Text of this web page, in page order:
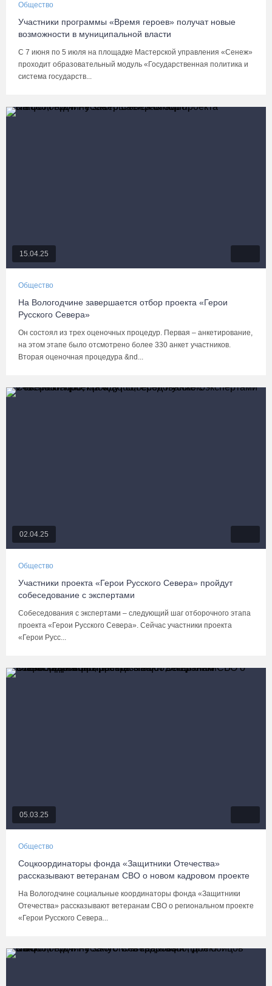
Общество
Участники программы «Время героев» получат новые
возможности в муниципальной власти
С 7 июня по 5 июля на площадке Мастерской управления «Сенеж»
проходит образовательный модуль «Государственная политика и
система государств...
15.04.25
Общество
На Вологодчине завершается отбор проекта «Герои
Русского Севера»
Он состоял из трех оценочных процедур. Первая – анкетирование,
на этом этапе было отсмотрено более 330 анкет участников.
Вторая оценочная процедура &nd...
02.04.25
Общество
Участники проекта «Герои Русского Севера» пройдут
собеседование с экспертами
Собеседования с экспертами – следующий шаг отборочного этапа
проекта «Герои Русского Севера». Сейчас участники проекта
«Герои Русс...
05.03.25
Общество
Соцкоординаторы фонда «Защитники Отечества»
рассказывают ветеранам СВО о новом кадровом проекте
На Вологодчине социальные координаторы фонда «Защитники
Отечества» рассказывают ветеранам СВО о региональном проекте
«Герои Русского Севера...